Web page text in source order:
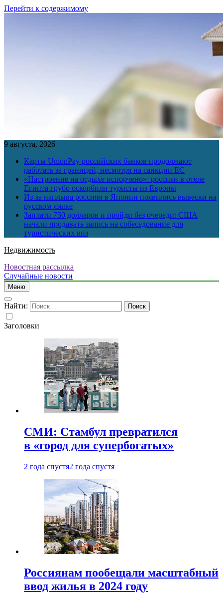
Перейти к содержимому
9 августа, 2026
Карты UnionPay российских банков продолжают
работать за границей, несмотря на санкции ЕС
«Настроение на отдыхе испорчено»: россиян в отеле
Египта грубо оскорбили туристы из Европы
Из-за наплыва россиян в Японии появились вывески на
русском языке
Заплати 750 долларов и пройди без очереди: США
начали продавать запись на собеседование для
туристических виз
Недвижимость
Новостная рассылка
Случайные новости
Меню
Найти:
Заголовки
СМИ: Стамбул превратился
в «город для супербогатых»
2 года спустя2 года спустя
Россиянам пообещали масштабный
ввод жилья в 2024 году